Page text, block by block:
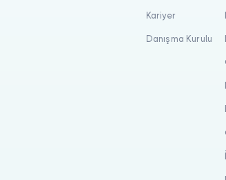
Kariyer
Danışma Kurulu